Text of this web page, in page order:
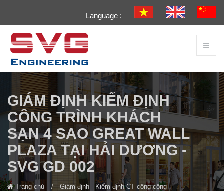
Language :
GIÁM ĐỊNH KIỂM ĐỊNH
CÔNG TRÌNH KHÁCH
SẠN 4 SAO GREAT WALL
PLAZA TẠI HẢI DƯƠNG -
SVG GD 002
Trang chủ Giám định - Kiểm định CT công cộng